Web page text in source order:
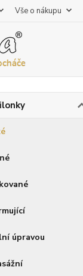
Vše o nákupu
úpravou